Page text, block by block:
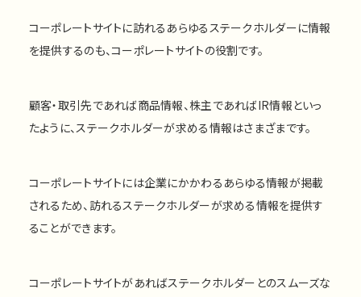
コーポレートサイトに訪れるあらゆるステークホルダーに情報
を提供するのも、コーポレートサイトの役割です。
顧客・取引先であれば商品情報、株主であればIR情報といっ
たように、ステークホルダーが求める情報はさまざまです。
コーポレートサイトには企業にかかわるあらゆる情報が掲載
されるため、訪れるステークホルダーが求める情報を提供す
ることができます。
コーポレートサイトがあればステークホルダーとのスムーズな